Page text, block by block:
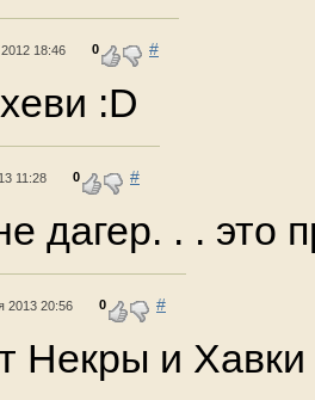
18:46 0 #
:D
11:28 0 #
дагер. . . это
2013 20:56 0 #
Некры и Хавки